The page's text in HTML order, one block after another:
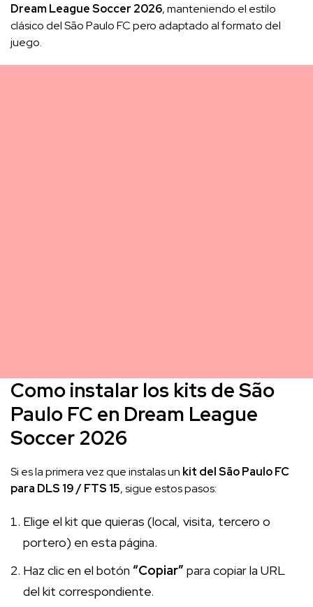
Dream League Soccer 2026, manteniendo el estilo
clásico del São Paulo FC pero adaptado al formato del
juego.
Como instalar los kits de São
Paulo FC en Dream League
Soccer 2026
Si es la primera vez que instalas un kit del São Paulo FC
para DLS 19 / FTS 15, sigue estos pasos:
Elige el kit que quieras (local, visita, tercero o
portero) en esta página.
Haz clic en el botón “Copiar” para copiar la URL
del kit correspondiente.